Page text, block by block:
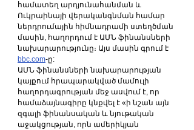
համատեղ արդյունահանման և
Ուկրաինայի վերականգնման համար
ներդրումային հիմնադրամի ստեղծման
մասին, հաղորդում է ԱՄՆ ֆինանսների
նախարարությունը։ Այս մասին գրում է
bbc.com-ը:
ԱՄՆ ֆինանսների նախարարության
կայքում հրապարակված մամուլի
հաղորդագրության մեջ ասվում է, որ
համաձայնագիրը կնքվել է «ի նշան այն
զգալի ֆինանսական և նյութական
աջակցության, որն ամերիկյան